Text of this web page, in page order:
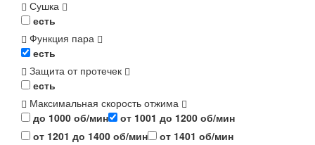
Сушка
есть
Функция пара
есть
Защита от протечек
есть
Максимальная скорость отжима
до 1000 об/мин
от 1001 до 1200 об/мин
от 1201 до 1400 об/мин
от 1401 об/мин